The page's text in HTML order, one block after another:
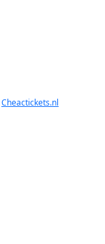
Cheactickets.nl